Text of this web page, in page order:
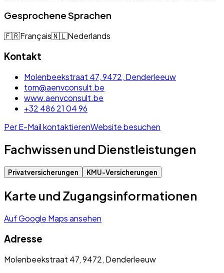
Gesprochene Sprachen
🇫🇷Français🇳🇱Nederlands
Kontakt
Molenbeekstraat 47, 9472, Denderleeuw
tom@aenvconsult.be
www.aenvconsult.be
+32 486 21 04 96
Per E-Mail kontaktierenWebsite besuchen
Fachwissen und Dienstleistungen
Privatversicherungen KMU-Versicherungen
Karte und Zugangsinformationen
Auf Google Maps ansehen
Adresse
Molenbeekstraat 47, 9472, Denderleeuw